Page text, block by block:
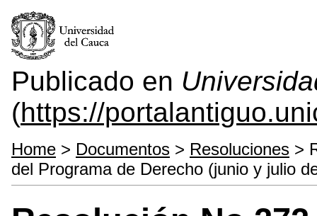
Publicado en
(https://
Home > Documentos > Resoluciones >
del Programa de Derecho (junio y julio